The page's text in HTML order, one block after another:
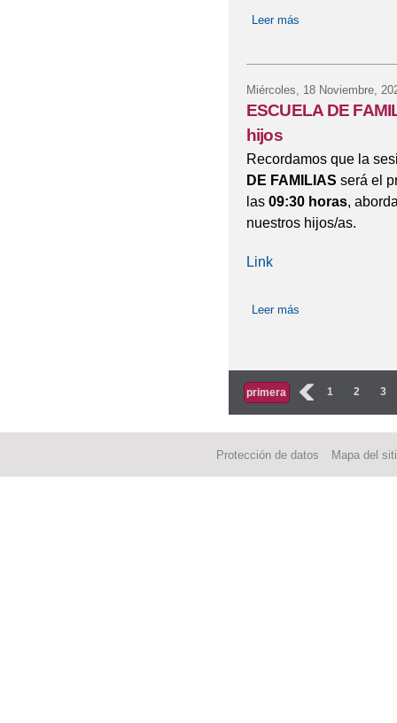
Leer más
Miércoles, 18 Noviembre,
ESCUELA DE
hijos
Recordamos que la
DE FAMILIAS será el
las 09:30 horas,
nuestros hijos/as.
Link
Leer más
Páginas
primera ‹ 1 2 3
Protección de datos Mapa del